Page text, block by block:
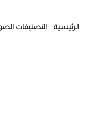
الرئيسية التصنيفات